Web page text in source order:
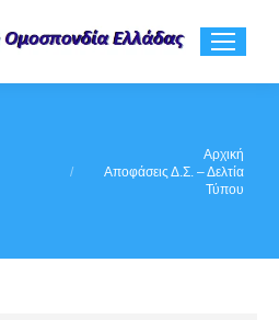
Αρχική
Αποφάσεις Δ.Σ. – Δελτία
Τύπου